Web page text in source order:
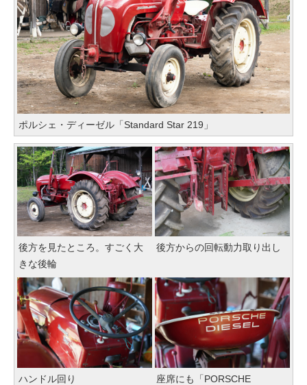
ポルシェ・ディーゼル「Standard Star 219」
後方を見たところ。すごく大
きな後輪
後方からの回転動力取り出し
ハンドル回り
座席にも「PORSCHE